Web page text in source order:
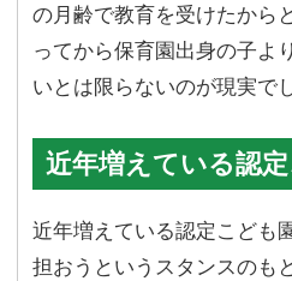
の月齢で教育を受けたから
ってから保育園出身の子よ
いとは限らないのが現実で
近年増えている認
近年増えている認定こども
担おうというスタンスのも